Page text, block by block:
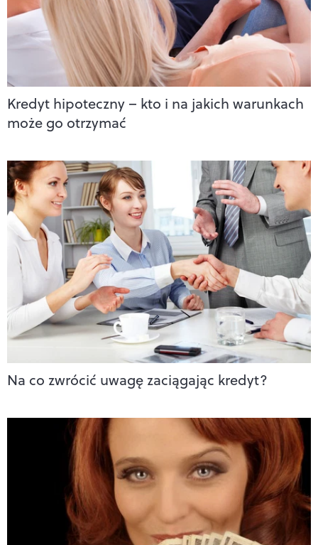
Kredyt hipoteczny – kto i na jakich warunkach
może go otrzymać
Na co zwrócić uwagę zaciągając kredyt?